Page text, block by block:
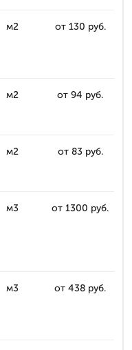
м2 от 130 руб.
м2 от 94 руб.
м2 от 83 руб.
м3 от 1300 руб.
м3 от 438 руб.